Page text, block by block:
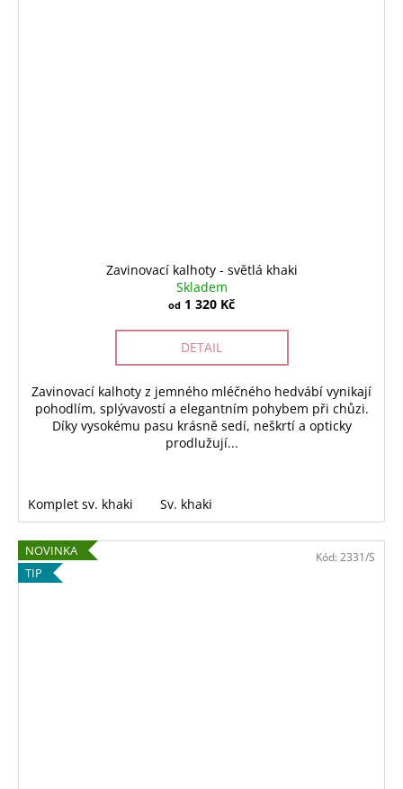
Zavinovací kalhoty - světlá khaki
Skladem
od 1 320 Kč
DETAIL
Zavinovací kalhoty z jemného mléčného hedvábí vynikají
pohodlím, splývavostí a elegantním pohybem při chůzi.
Díky vysokému pasu krásně sedí, neškrtí a opticky
prodlužují...
Komplet sv. khaki Sv. khaki
NOVINKA
TIP
Kód: 2331/S